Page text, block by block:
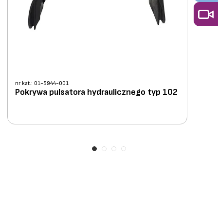
nr kat.: 01-5944-001
Pokrywa pulsatora hydraulicznego typ 102